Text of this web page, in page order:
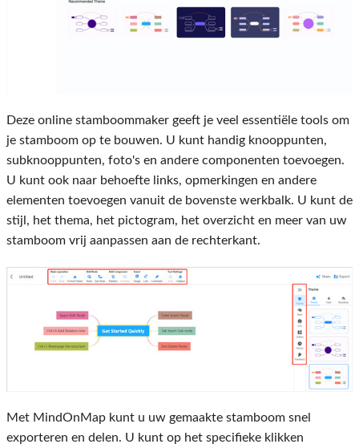
Deze online stamboommaker geeft je veel essentiële tools om
je stamboom op te bouwen. U kunt handig knooppunten,
subknooppunten, foto's en andere componenten toevoegen.
U kunt ook naar behoefte links, opmerkingen en andere
elementen toevoegen vanuit de bovenste werkbalk. U kunt de
stijl, het thema, het pictogram, het overzicht en meer van uw
stamboom vrij aanpassen aan de rechterkant.
Met MindOnMap kunt u uw gemaakte stamboom snel
exporteren en delen. U kunt op het specifieke klikken